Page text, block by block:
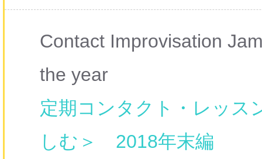
Contact Improvisation
the year
定期コンタクト・レッス
しむ＞ 2018年末編